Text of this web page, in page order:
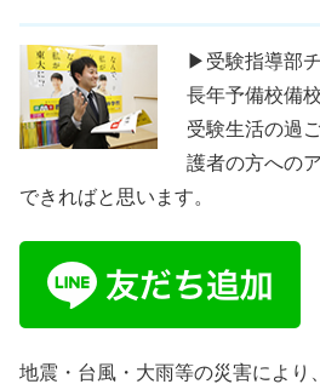
▶受験指導部
長年予備校備
受験生活の過
護者の方への
できればと思います。
地震・台風・大雨等の災害により